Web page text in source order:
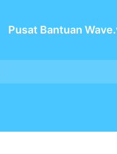
Pusat Bantuan